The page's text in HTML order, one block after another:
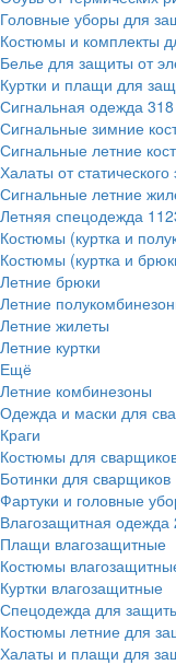
Головные уборы для
Костюмы и комплекты
Белье для защиты от
Куртки и плащи для
Сигнальная одежда 318
Сигнальные зимние
Сигнальные летние
Халаты от статического
Сигнальные летние
Летняя спецодежда
Костюмы (куртка и
Костюмы (куртка и
Летние брюки
Летние
Летние жилеты
Летние куртки
Ещё
Летние комбинезоны
Одежда и маски для
Краги
Костюмы для
Ботинки для сварщиков
Фартуки и головные
Влагозащитная одежда
Плащи влагозащитные
Костюмы
Куртки влагозащитные
Спецодежда для
Костюмы летние для
Халаты и плащи для